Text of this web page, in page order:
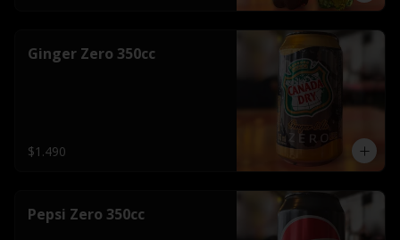
Ginger Zero 350cc
$1.490
Pepsi Zero 350cc